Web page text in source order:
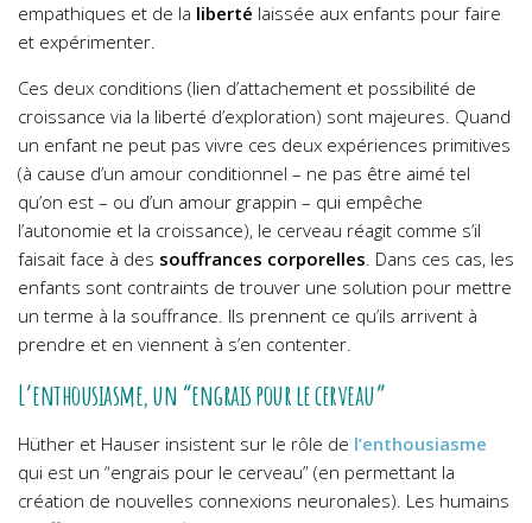
empathiques et de la liberté laissée aux enfants pour faire
et expérimenter.
Ces deux conditions (lien d’attachement et possibilité de
croissance via la liberté d’exploration) sont majeures. Quand
un enfant ne peut pas vivre ces deux expériences primitives
(à cause d’un amour conditionnel – ne pas être aimé tel
qu’on est – ou d’un amour grappin – qui empêche
l’autonomie et la croissance), le cerveau réagit comme s’il
faisait face à des souffrances corporelles. Dans ces cas, les
enfants sont contraints de trouver une solution pour mettre
un terme à la souffrance. Ils prennent ce qu’ils arrivent à
prendre et en viennent à s’en contenter.
L’enthousiasme, un “engrais pour le cerveau”
Hüther et Hauser insistent sur le rôle de l’enthousiasme
qui est un “engrais pour le cerveau” (en permettant la
création de nouvelles connexions neuronales). Les humains